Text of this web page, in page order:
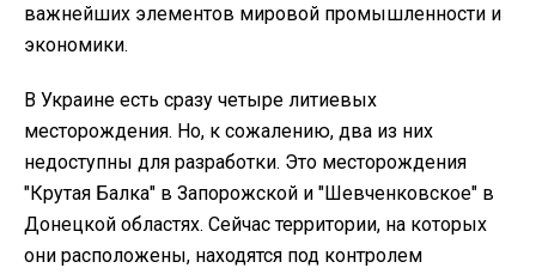
важнейших элементов мировой промышленности и
экономики.
В Украине есть сразу четыре литиевых
месторождения. Но, к сожалению, два из них
недоступны для разработки. Это месторождения
"Крутая Балка" в Запорожской и "Шевченковское" в
Донецкой областях. Сейчас территории, на которых
они расположены, находятся под контролем